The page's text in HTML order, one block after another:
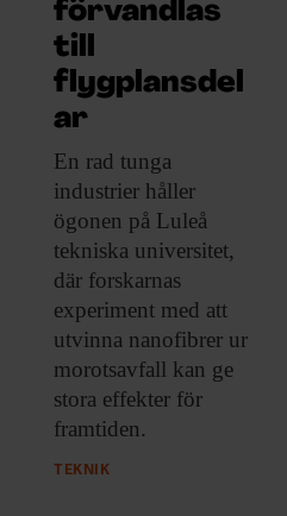
ARKIV & E-TIDNING
LYSSNA/PODD
EVENEMANG & RESOR
SHOP
KONTAKTA F&F
SKRIV I F&F
PRENUMERERA PÅ F&F
förvandlas
till
flygplansdel
ar
En rad tunga
industrier håller
ögonen på Luleå
tekniska universitet,
där forskarnas
experiment med att
utvinna nanofibrer ur
morotsavfall kan ge
stora effekter för
framtiden.
TEKNIK